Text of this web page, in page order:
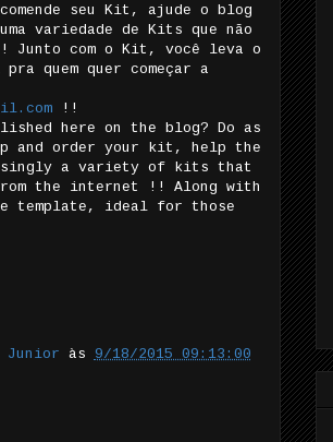
seu Kit, ajude o blog
variedade de Kits que não
Junto com o Kit, você leva o
quem quer começar a
!!
here on the blog? Do as
and order your kit, help the
a variety of kits that
the internet !! Along with
ideal for those
Junior às 9/18/2015 09:13:00